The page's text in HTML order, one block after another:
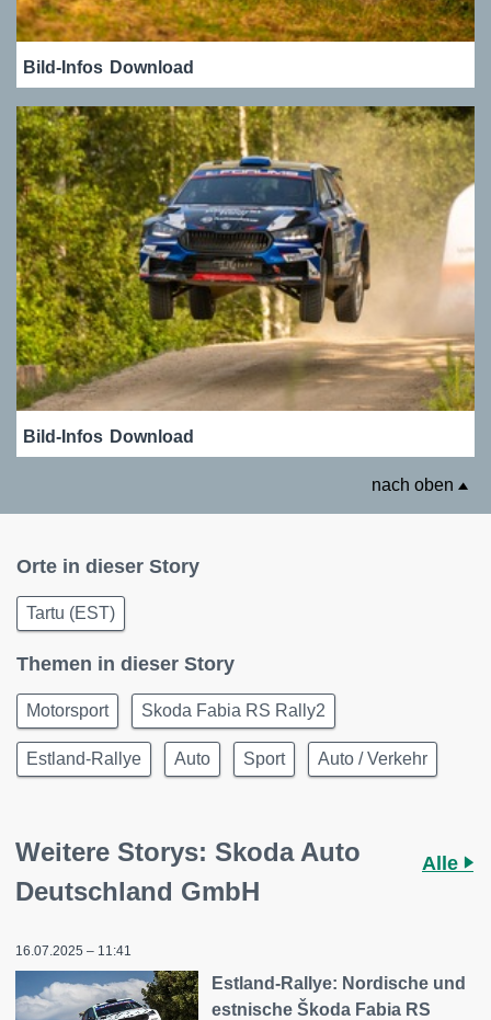
Bild-Infos Download
Bild-Infos Download
nach oben
Orte in dieser Story
Tartu (EST)
Themen in dieser Story
Motorsport Skoda Fabia RS Rally2
Estland-Rallye Auto Sport Auto / Verkehr
Weitere Storys: Skoda Auto
Deutschland GmbH
Alle
16.07.2025 – 11:41
Estland-Rallye: Nordische und
estnische Škoda Fabia RS